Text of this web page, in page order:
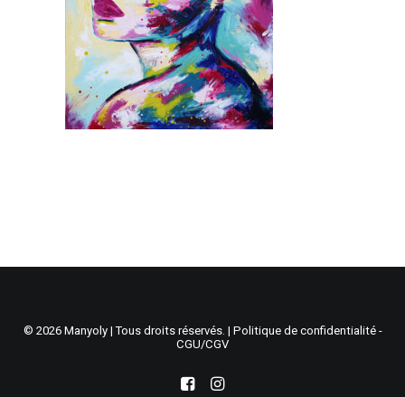
Recherche
Panier
© 2026 Manyoly | Tous droits réservés. | Politique de confidentialité -
CGU/CGV